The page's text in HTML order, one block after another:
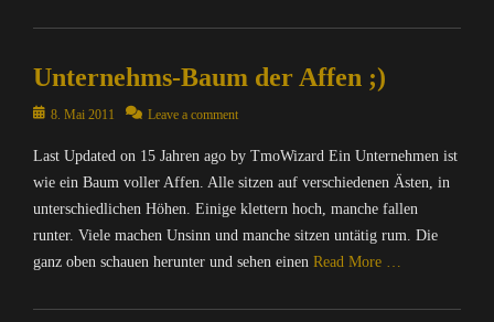
Categories
l
g
e
i
n
Unternehms-Baum der Affen ;)
Posted8. Mai 2011 Leave a comment
Last Updated on 15 Jahren ago by TmoWizard Ein Unternehmen ist
wie ein Baum voller Affen. Alle sitzen auf verschiedenen Ästen, in
unterschiedlichen Höhen. Einige klettern hoch, manche fallen
runter. Viele machen Unsinn und manche sitzen untätig rum. Die
ganz oben schauen herunter und sehen einen Read More …
Categories